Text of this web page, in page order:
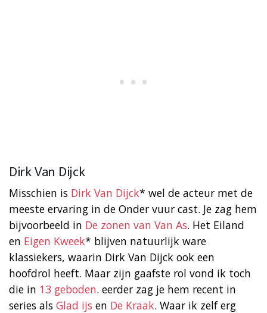
Dirk Van Dijck
Misschien is Dirk Van Dijck* wel de acteur met de
meeste ervaring in de Onder vuur cast. Je zag hem
bijvoorbeeld in De zonen van Van As. Het Eiland
en Eigen Kweek* blijven natuurlijk ware
klassiekers, waarin Dirk Van Dijck ook een
hoofdrol heeft. Maar zijn gaafste rol vond ik toch
die in 13 geboden. eerder zag je hem recent in
series als Glad ijs en De Kraak. Waar ik zelf erg